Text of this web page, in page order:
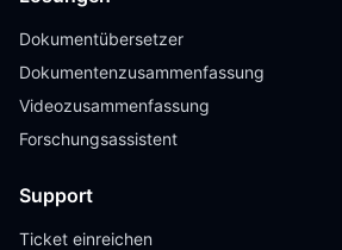
Dokumentübersetzer
Dokumentenzusammenfassung
Videozusammenfassung
Forschungsassistent
Support
Ticket einreichen